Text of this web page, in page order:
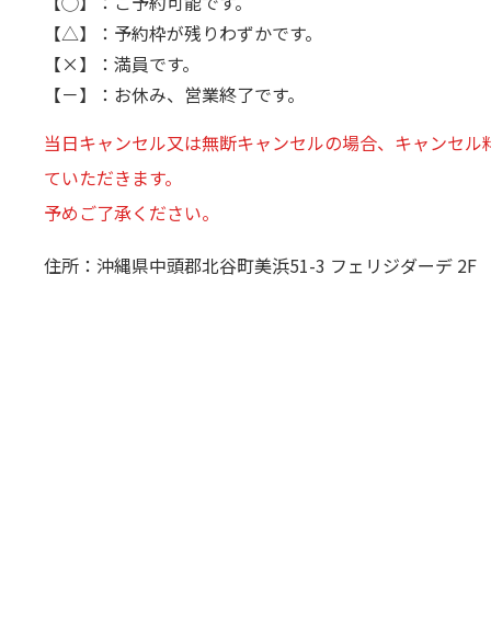
【△】：予約枠が残りわずかです。
【×】：満員です。
【－】：お休み、営業終了です。
当日キャンセル又は無断キャンセルの場合、キャンセ
ていただきます。
予めご了承ください。
住所：沖縄県中頭郡北谷町美浜51-3 フェリジダーデ 2F